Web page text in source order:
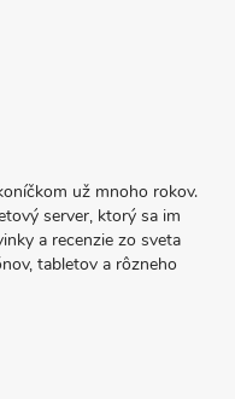
už mnoho rokov.
server, ktorý sa im
a recenzie zo sveta
tabletov a rôzneho